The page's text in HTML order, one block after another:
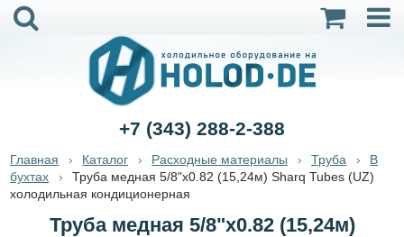
+7 (343) 288-2-388
Главная Каталог Расходные материалы Труба
В
бухтах
Труба медная 5/8"x0.82 (15,24м) Sharq Tubes (UZ)
холодильная кондиционерная
Труба медная 5/8"x0.82 (15,24м)